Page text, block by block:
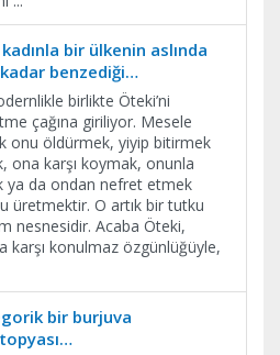
bir ülkenin aslında
benzediği…
birlikte Öteki’ni
çağına giriliyor. Mesele
onu öldürmek, yiyip bitirmek
ona karşı koymak, onunla
ya da ondan nefret etmek
üretmektir. O artık bir tutku
nesnesidir. Acaba Öteki,
karşı konulmaz özgünlüğüyle,
bir burjuva